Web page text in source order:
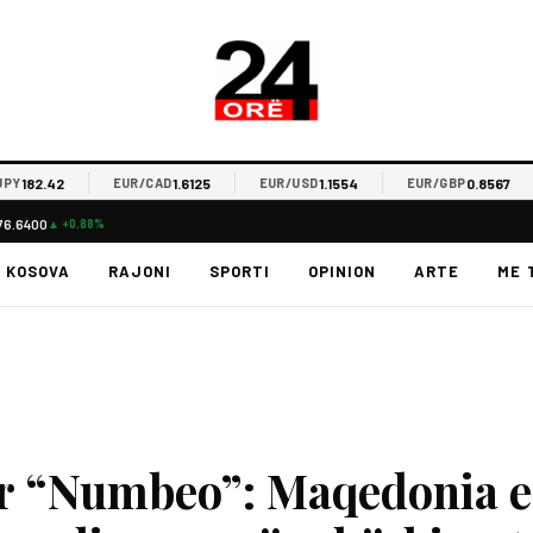
EUR/CAD1.6125 EUR/USD1.1554 EUR/GBP0.8567
▲ +0.88%
KOSOVA RAJONI SPORTI OPINION ARTE ME
Maqedonia e